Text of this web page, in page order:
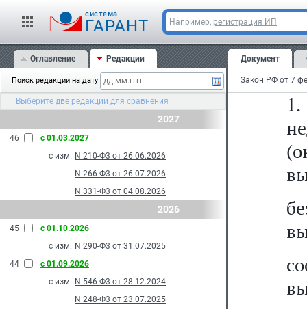
cистема
ГАРАНТ Например, регистрация ИП
Оглавление Редакции
Поиск редакции на дату
Выберите две редакции для сравнения
2027
46
с 01.03.2027
с изм. N 210-Ф3 от 26.06.2026
N 266-Ф3 от 26.07.2026
N 331-Ф3 от 04.08.2026
2026
45
с 01.10.2026
с изм. N 290-Ф3 от 31.07.2025
44
с 01.09.2026
с изм. N 546-Ф3 от 28.12.2024
N 248-Ф3 от 23.07.2025
Документ